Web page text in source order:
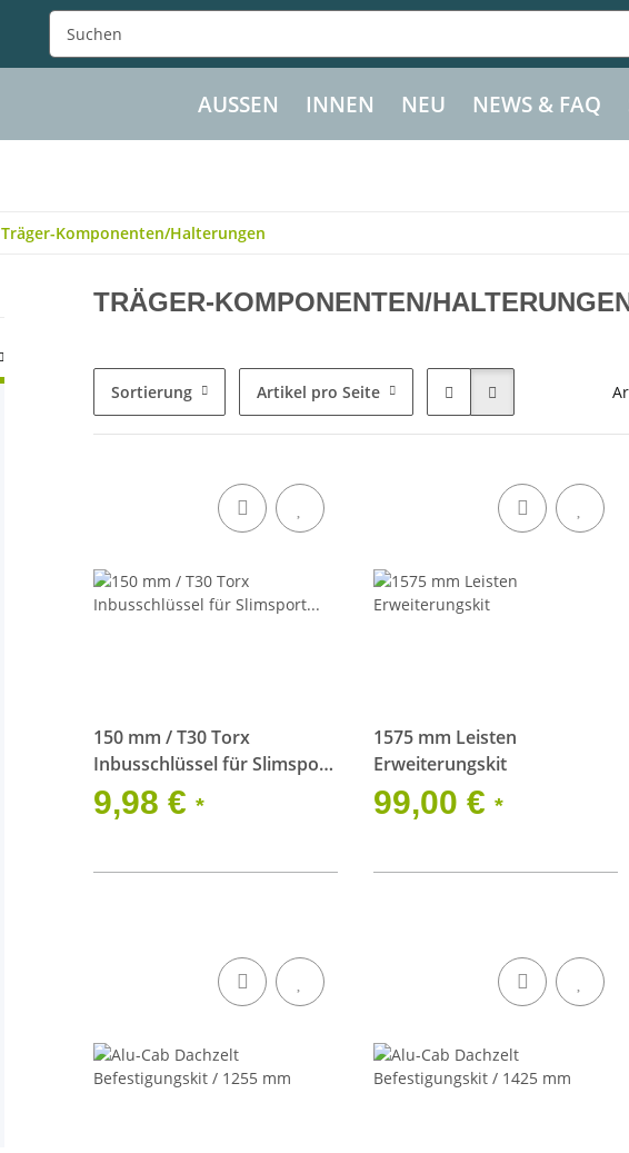
AUSSEN INNEN NEU NEWS & FAQ
Träger-Komponenten/Halterungen
TRÄGER-KOMPONENTEN/
Sortierung Artikel pro Seite
150 mm / T30 Torx
Inbusschlüssel für Slimsport
Dachträger
9,98 € *
1575 mm Leisten
Erweiterungskit
99,00 € *